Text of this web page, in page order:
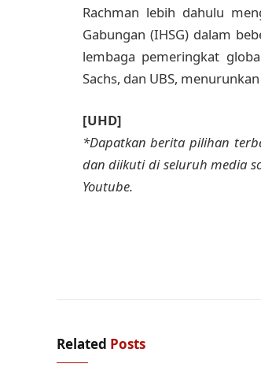
Rachman lebih dahulu
Gabungan (IHSG) dalam
lembaga pemeringkat
Sachs, dan UBS,
[UHD]
*Dapatkan berita pilihan
dan diikuti di seluruh media
Youtube.
Related Posts